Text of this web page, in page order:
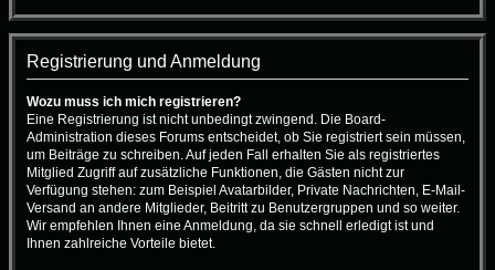
Registrierung und Anmeldung
Wozu muss ich mich registrieren?
Eine Registrierung ist nicht unbedingt zwingend. Die Board-
Administration dieses Forums entscheidet, ob Sie registriert sein müssen,
um Beiträge zu schreiben. Auf jeden Fall erhalten Sie als registriertes
Mitglied Zugriff auf zusätzliche Funktionen, die Gästen nicht zur
Verfügung stehen: zum Beispiel Avatarbilder, Private Nachrichten, E-Mail-
Versand an andere Mitglieder, Beitritt zu Benutzergruppen und so weiter.
Wir empfehlen Ihnen eine Anmeldung, da sie schnell erledigt ist und
Ihnen zahlreiche Vorteile bietet.